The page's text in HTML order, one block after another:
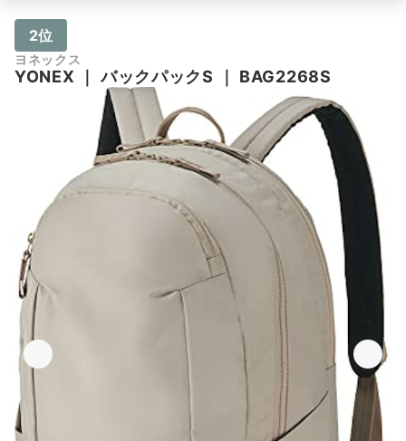
2位
ヨネックス
YONEX ｜バックパックS ｜ BAG2268S